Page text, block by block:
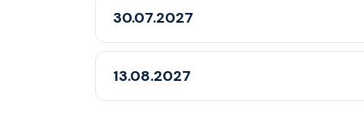
30.07.2027
13.08.2027